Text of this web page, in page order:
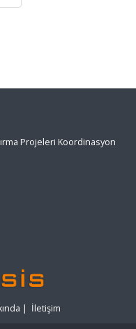
Projeleri Koordinasyon
| İletişim